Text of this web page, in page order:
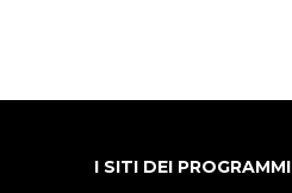
I SITI DEI PROGRAMMI